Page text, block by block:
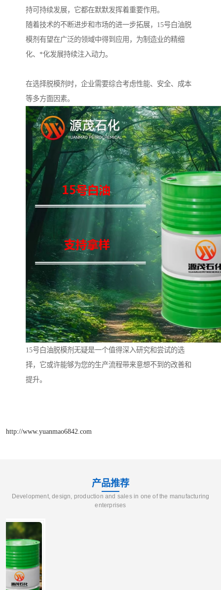
持可持续发展，它都在默默发挥着重要作用。
随着技术的不断进步和市场的进一步拓展，15号白油脱
模剂有望在广泛的领域中得到应用，为制造业的精细
化、*化发展持续注入动力。
在选择脱模剂时，企业需要综合考虑性能、安全、成本
等多方面因素。
15号白油脱模剂无疑是一个值得深入研究和尝试的选
择，它或许能够为您的生产流程带来意想不到的改善和
提升。
http://www.yuanmao6842.com
产品推荐
Development, design, production and sales in one of the manufacturing
enterprises